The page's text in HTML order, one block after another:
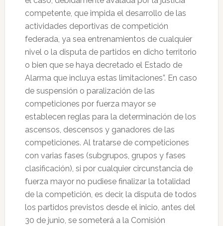
competente, que impida el desarrollo de las
actividades deportivas de competición
federada, ya sea entrenamientos de cualquier
nivel o la disputa de partidos en dicho territorio
o bien que se haya decretado el Estado de
Alarma que incluya estas limitaciones”. En caso
de suspensión o paralización de las
competiciones por fuerza mayor se
establecen reglas para la determinación de los
ascensos, descensos y ganadores de las
competiciones. Al tratarse de competiciones
con varias fases (subgrupos, grupos y fases
clasificación), si por cualquier circunstancia de
fuerza mayor no pudiese finalizar la totalidad
de la competición, es decir, la disputa de todos
los partidos previstos desde el inicio, antes del
30 de junio, se someterá a la Comisión